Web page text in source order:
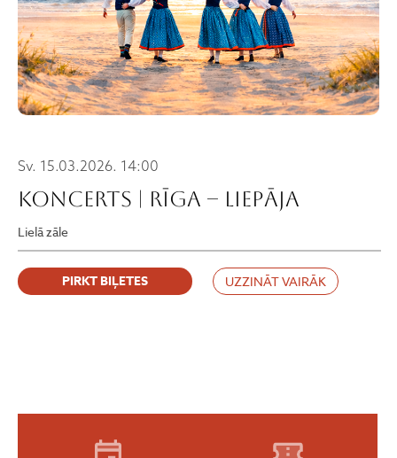
Sv. 15.03.2026. 14:00
Koncerts | RĪGA – LIEPĀJA
Lielā zāle
PIRKT BIĻETES UZZINĀT VAIRĀK